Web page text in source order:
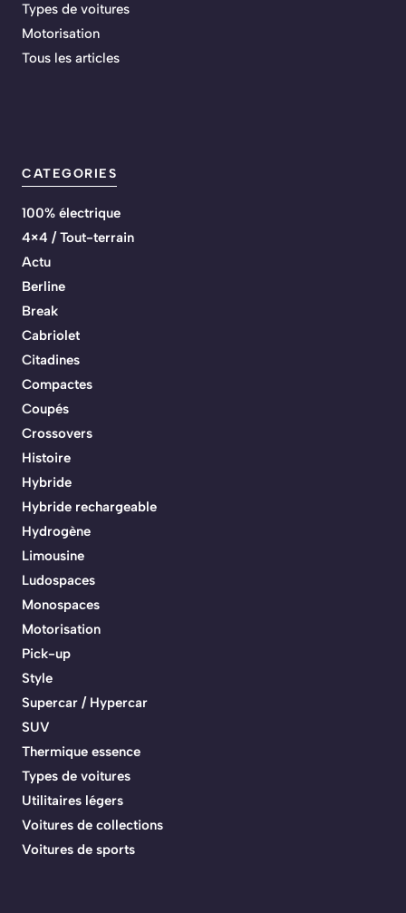
Types de voitures
Motorisation
Tous les articles
CATEGORIES
100% électrique
4×4 / Tout-terrain
Actu
Berline
Break
Cabriolet
Citadines
Compactes
Coupés
Crossovers
Histoire
Hybride
Hybride rechargeable
Hydrogène
Limousine
Ludospaces
Monospaces
Motorisation
Pick-up
Style
Supercar / Hypercar
SUV
Thermique essence
Types de voitures
Utilitaires légers
Voitures de collections
Voitures de sports